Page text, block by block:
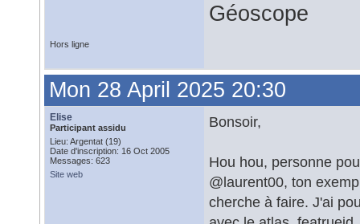
Géoscope
Hors ligne
Mon 28 April 2025 20:30
Elise
Participant assidu
Lieu: Argentat (19)
Date d'inscription: 16 Oct 2005
Messages: 623
Site web
Bonsoir,
Hou hou, personne
@laurent00, ton
cherche à faire. J'ai